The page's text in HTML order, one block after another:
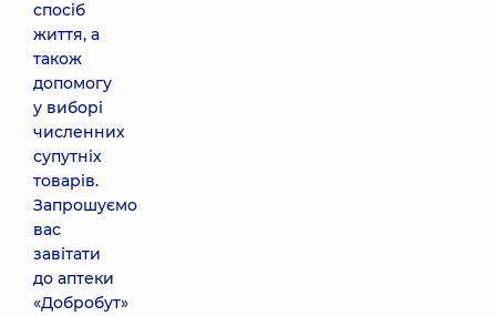
спосіб
життя, а
також
допомогу
у виборі
численних
супутніх
товарів.
Запрошуємо
вас
завітати
до аптеки
«Добробут»